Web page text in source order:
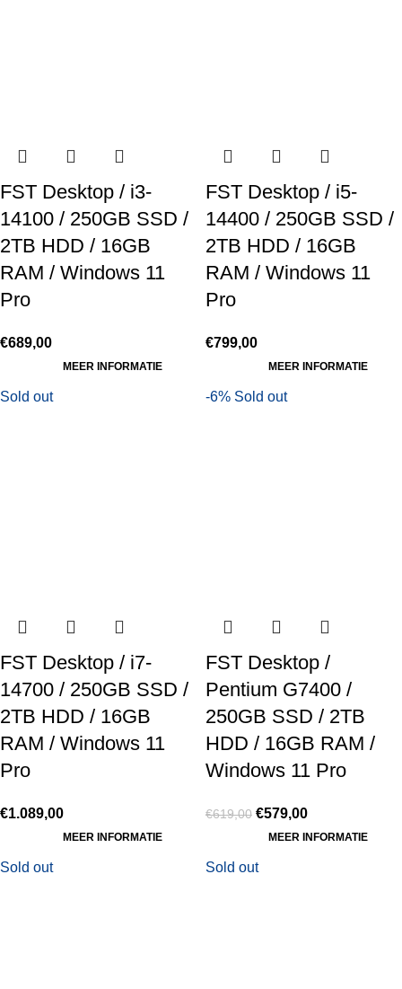
FST Desktop / i3-
14100 / 250GB SSD /
2TB HDD / 16GB
RAM / Windows 11
Pro
€689,00
MEER INFORMATIE
FST Desktop / i5-
14400 / 250GB SSD /
2TB HDD / 16GB
RAM / Windows 11
Pro
€799,00
MEER INFORMATIE
Sold out
FST Desktop / i7-
14700 / 250GB SSD /
2TB HDD / 16GB
RAM / Windows 11
Pro
€1.089,00
MEER INFORMATIE
-6% Sold out
FST Desktop /
Pentium G7400 /
250GB SSD / 2TB
HDD / 16GB RAM /
Windows 11 Pro
€619,00 €579,00
MEER INFORMATIE
Sold out Sold out